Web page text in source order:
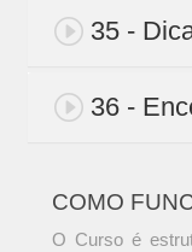
35 -
36 -
COMO
O Curso é